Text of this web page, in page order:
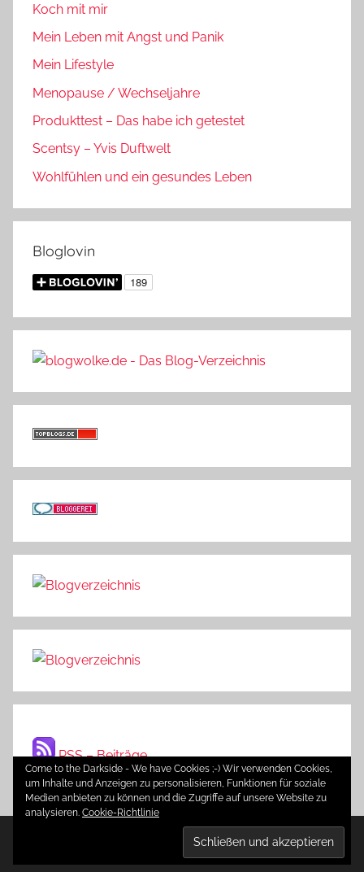
Koch mit mir
Mein Leben mit Angst und Panik
Mein Lifestyle
Menopause / Wechseljahre
Produkttest – Das habe ich getestet
Scentsy – Yvis Duftwelt
Wohlfühlen und ein gesundes Leben
Bloglovin
RSS – Beiträge
WordPress-Theme: Donovan von ThemeZee.
Come to the Darkside - We have Cookies ;-) Wir verwenden Cookies,
um Inhalte und Anzeigen zu personalisieren, Funktionen für soziale
Medien anbieten zu können und die Zugriffe auf unsere Website zu
analysieren. Cookie-Richtlinie